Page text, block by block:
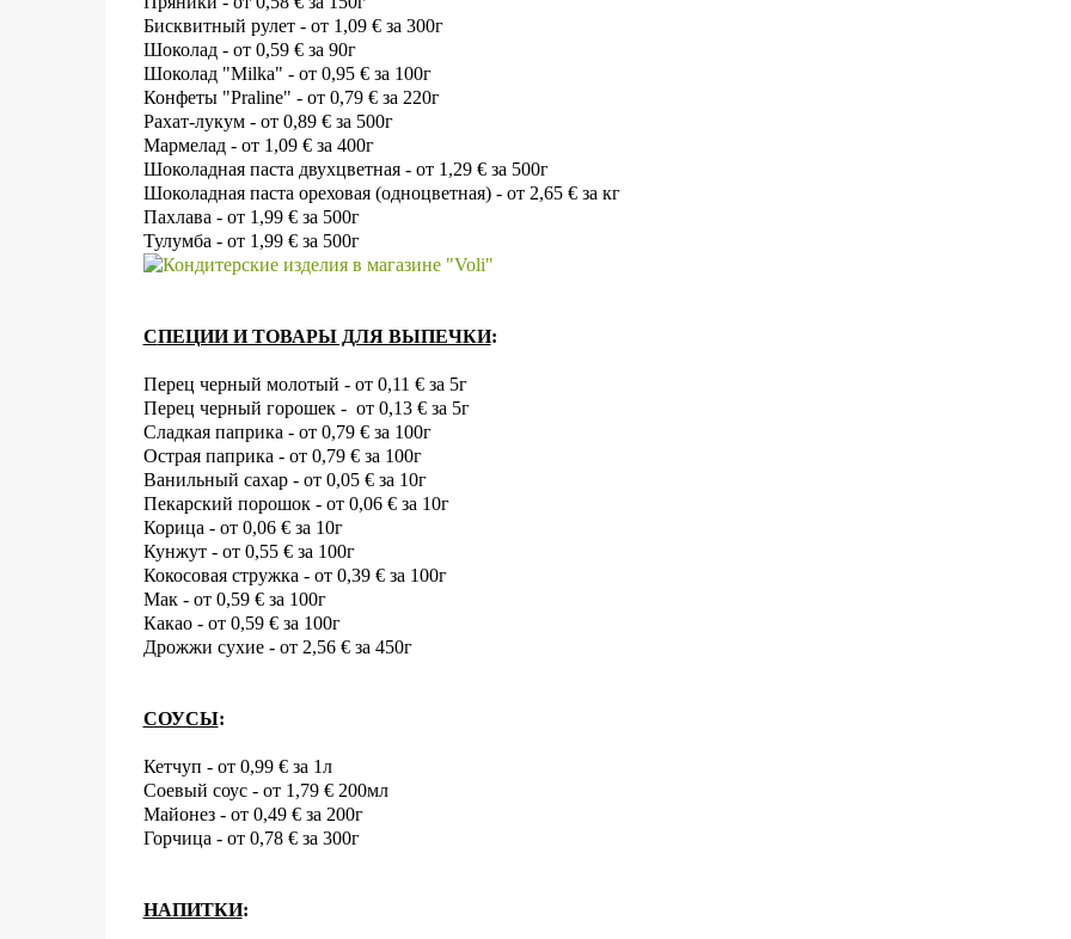
Бисквитный рулет - от 1,09 €за 300г
Шоколад - от 0,59 €за 90г
Шоколад "Milka" - от 0,95 €за 100г
Конфеты "Praline" - от 0,79 €за 220г
Рахат-лукум - от 0,89 €за 500г
Мармелад - от 1,09 €за 400г
Шоколадная паста двухцветная - от 1,29 €за 500г
Шоколадная паста ореховая (одноцветная) - от 2,65 € за кг
Пахлава - от 1,99 € за 500г
Тулумба - от 1,99 € за 500г
СПЕЦИИ И ТОВАРЫ ДЛЯ ВЫПЕЧКИ:
Перец черный молотый - от 0,11 €за 5г
Перец черный горошек - от 0,13 €за 5г
Сладкая паприка - от 0,79 €за 100г
Острая паприка - от 0,79 €за 100г
Ванильный сахар - от 0,05 € за 10г
Пекарский порошок - от 0,06 €за 10г
Корица - от 0,06 €за 10г
Кунжут - от 0,55 €за 100г
Кокосовая стружка - от 0,39 €за 100г
Мак - от 0,59 €за 100г
Какао - от 0,59 €за 100г
Дрожжи сухие - от 2,56 €за 450г
СОУСЫ:
Кетчуп - от 0,99 €за 1л
Соевый соус - от 1,79 €200мл
Майонез - от 0,49 €за 200г
Горчица - от 0,78 €за 300г
НАПИТКИ: